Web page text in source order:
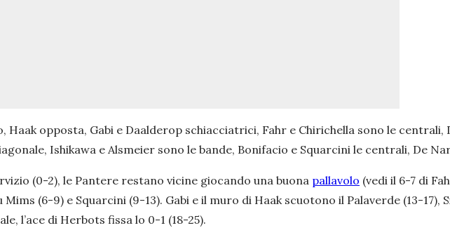
Haak opposta, Gabi e Daalderop schiacciatrici, Fahr e Chirichella sono le centrali,
Ishikawa e Alsmeier sono le bande, Bonifacio e Squarcini le centrali, De
(0-2), le Pantere restano vicine giocando una buona pallavolo (vedi il 6-7 di
(6-9) e Squarcini (9-13). Gabi e il muro di Haak scuotono il Palaverde (13-17),
l’ace di Herbots fissa lo 0-1 (18-25).